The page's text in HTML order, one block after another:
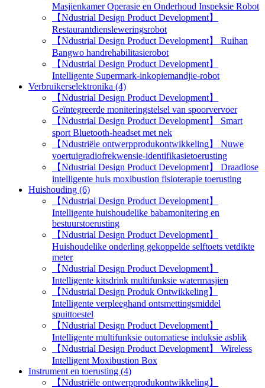
Masjienkamer Operasie en Onderhoud Inspeksie Robot
【Ndustrial Design Product Development】
Restaurantdiensleweringsrobot
【Ndustrial Design Product Development】 Ruihan
Bangwo handrehabilitasierobot
【Ndustrial Design Product Development】
Intelligente Supermark-inkopiemandjie-robot
Verbruikerselektronika (4)
【Ndustrial Design Product Development】
Geïntegreerde moniteringstelsel van spoorvervoer
【Ndustrial Design Product Development】 Smart
sport Bluetooth-headset met nek
【Ndustriële ontwerpprodukontwikkeling】 Nuwe
voertuigradiofrekwensie-identifikasietoerusting
【Ndustrial Design Product Development】 Draadlose
intelligente huis moxibustion fisioterapie toerusting
Huishouding (6)
【Ndustrial Design Product Development】
Intelligente huishoudelike babamonitering en
bestuurstoerusting
【Ndustrial Design Product Development】
Huishoudelike onderling gekoppelde selftoets vetdikte
meter
【Ndustrial Design Product Development】
Intelligente kitsdrink multifunksie watermasjien
【Ndustrial Design Produk Ontwikkeling】
Intelligente verpleeghand ontsmettingsmiddel
spuittoestel
【Ndustrial Design Product Development】
Intelligente multifunksie outomatiese induksie asblik
【Ndustrial Design Product Development】 Wireless
Intelligent Moxibustion Box
Instrument en toerusting (4)
【Ndustriële ontwerpprodukontwikkeling】